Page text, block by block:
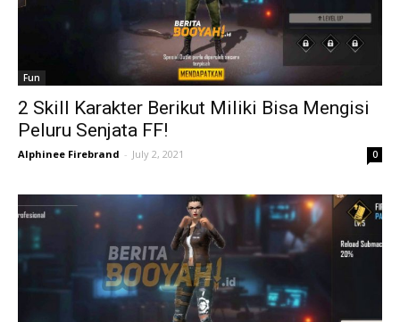
Fun
2 Skill Karakter Berikut Miliki Bisa Mengisi
Peluru Senjata FF!
Alphinee Firebrand - July 2, 2021 0